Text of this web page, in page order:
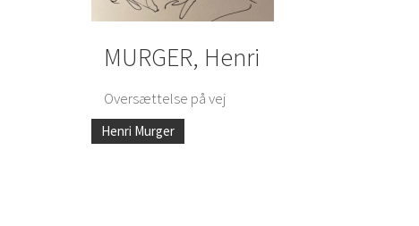
MURGER, Henri
Oversættelse på vej
Henri Murger